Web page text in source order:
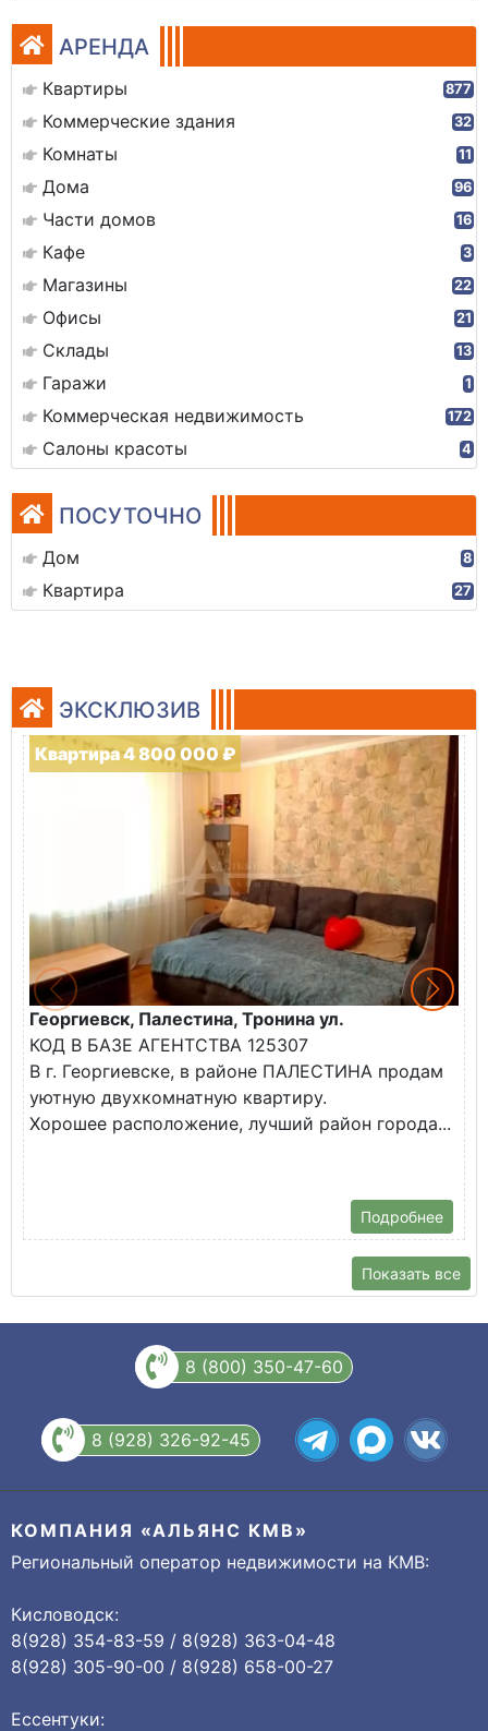
АРЕНДА
Квартиры 877
Коммерческие здания 32
Комнаты 11
Дома 96
Части домов 16
Кафе 3
Магазины 22
Офисы 21
Склады 13
Гаражи 1
Коммерческая недвижимость 172
Салоны красоты 4
ПОСУТОЧНО
Дом 8
Квартира 27
ЭКСКЛЮЗИВ
Квартира 4 800 000 ₽
Георгиевск, Палестина, Тронина ул.
КОД В БАЗЕ АГЕНТСТВА 125307
В г. Георгиевске, в районе ПАЛЕСТИНА продам
уютную двухкомнатную квартиру.
Хорошее расположение, лучший район города...
Подробнее
Показать все
8 (800) 350-47-60
8 (928) 326-92-45
КОМПАНИЯ «АЛЬЯНС КМВ»
Региональный оператор недвижимости на КМВ:
Кисловодск:
8(928) 354-83-59 / 8(928) 363-04-48
8(928) 305-90-00 / 8(928) 658-00-27
Ессентуки: